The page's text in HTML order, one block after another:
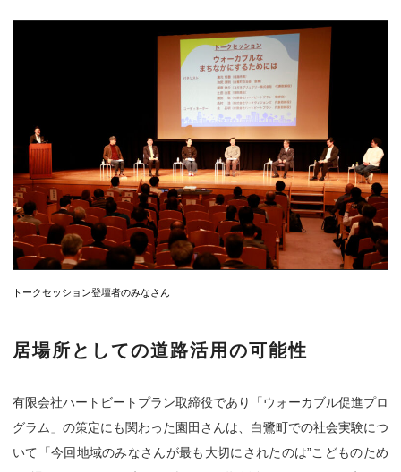
トークセッション登壇者のみなさん
居場所としての道路活用の可能性
有限会社ハートビートプラン取締役であり「ウォーカブル促進プロ
グラム」の策定にも関わった園田さんは、白鷺町での社会実験につ
いて「今回地域のみなさんが最も大切にされたのは”こどものため